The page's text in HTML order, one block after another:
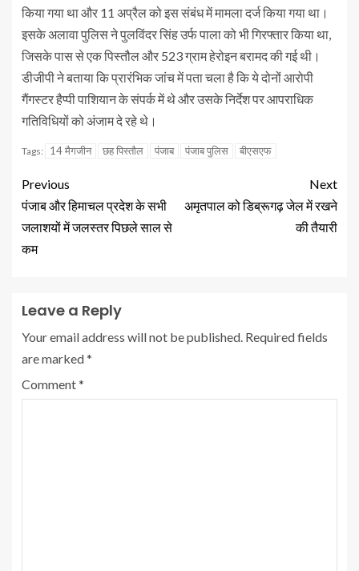
किया गया था और 11 अप्रैल को इस संबंध में मामला दर्ज किया गया था।
इसके अलावा पुलिस ने पुलविंदर सिंह उर्फ ​​पाला को भी गिरफ्तार किया था,
जिसके पास से एक पिस्तौल और 523 ग्राम हेरोइन बरामद की गई थी।
डीजीपी ने बताया कि प्रारंभिक जांच में पता चला है कि ये दोनों आरोपी
गैंगस्टर हैप्पी पाशियान के संपर्क में थे और उसके निर्देश पर आपराधिक
गतिविधियों को अंजाम दे रहे थे।
Tags: 14 मैगजीन छह पिस्तौल पंजाब पंजाब पुलिस बीएसएफ
Previous
पंजाब और हिमाचल प्रदेश के सभी
जलाशयों में जलस्तर पिछले साल से
कम
Next
अमृतपाल को डिब्रूगढ़ जेल में रखने
की तैयारी
Leave a Reply
Your email address will not be published. Required fields
are marked*
Comment*